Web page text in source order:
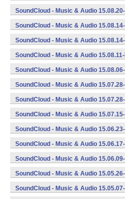
SoundCloud - Music & Audio
SoundCloud - Music & Audio
SoundCloud - Music & Audio
SoundCloud - Music & Audio
SoundCloud - Music & Audio
SoundCloud - Music & Audio
SoundCloud - Music & Audio
SoundCloud - Music & Audio
SoundCloud - Music & Audio
SoundCloud - Music & Audio
SoundCloud - Music & Audio
SoundCloud - Music & Audio
SoundCloud - Music & Audio